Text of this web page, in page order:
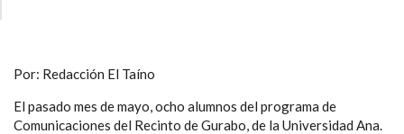
Por: Redacción El Taíno
El pasado mes de mayo, ocho alumnos del programa de
Comunicaciones del Recinto de Gurabo, de la Universidad Ana.